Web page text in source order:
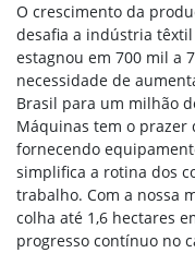
O crescimento da
desafia a indústria
estagnou em 700 mil a
necessidade de
Brasil para um milhão
Máquinas tem o
fornecendo
simplifica a rotina dos
trabalho. Com a nossa
colha até 1,6 hectares
progresso contínuo no